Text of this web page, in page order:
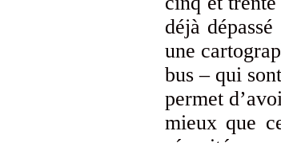
déjà
une
bus – qui
permet
mieux que